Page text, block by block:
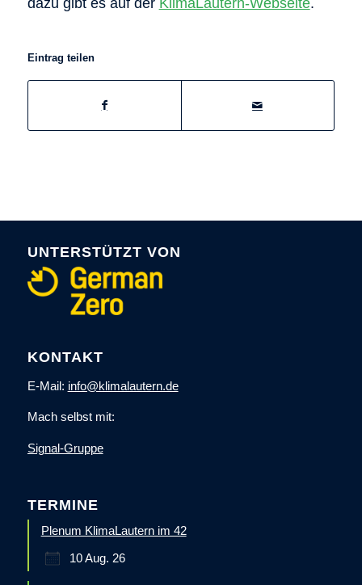
Eintrag teilen
UNTERSTÜTZT VON
KONTAKT
E-Mail: info@klimalautern.de
Mach selbst mit:
Signal-Gruppe
TERMINE
Plenum KlimaLautern im 42
10 Aug. 26